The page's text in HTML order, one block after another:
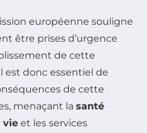
européenne souligne
être prises d’urgence
de cette
est donc essentiel de
de cette
menaçant la santé
vie et les services